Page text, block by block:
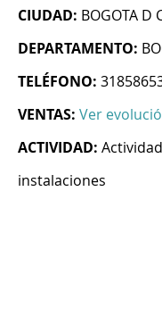
CIUDAD: BOGOTA D
DEPARTAMENTO:
TELÉFONO:
VENTAS: Ver
ACTIVIDAD:
instalaciones